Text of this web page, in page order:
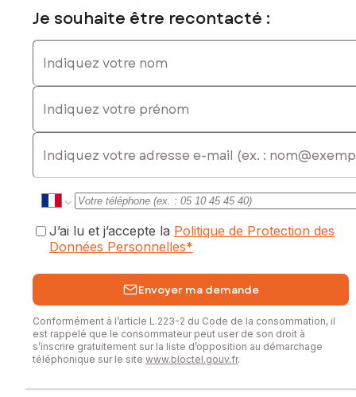
Je souhaite être recontacté :
Indiquez votre nom
Indiquez votre prénom
E-mail
J’ai lu et j’accepte la Politique de Protection des
Données Personnelles*
Envoyer ma demande
Conformément à l’article L.223-2 du Code de la consommation, il
est rappelé que le consommateur peut user de son droit à
s’inscrire gratuitement sur la liste d’opposition au démarchage
téléphonique sur le site www.bloctel.gouv.fr.